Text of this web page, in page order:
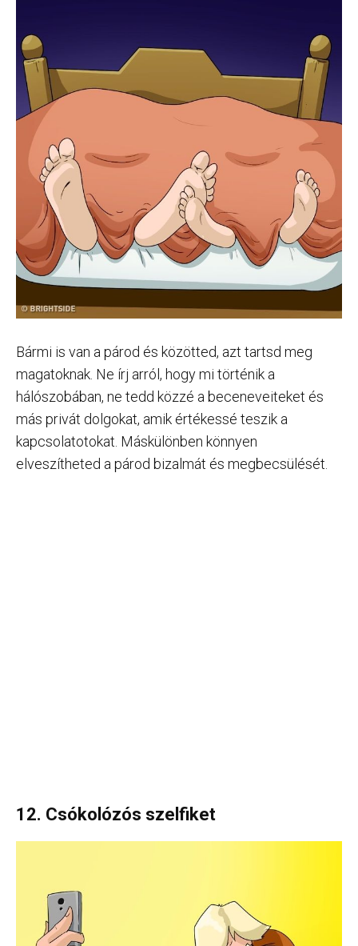
Bármi is van a párod és közötted, azt tartsd meg
magatoknak. Ne írj arról, hogy mi történik a
hálószobában, ne tedd közzé a beceneveiteket és
más privát dolgokat, amik értékessé teszik a
kapcsolatotokat. Máskülönben könnyen
elveszítheted a párod bizalmát és megbecsülését.
12. Csókolózós szelfiket